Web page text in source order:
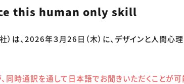
this human only skill
）は、2026年３月26日（木）に、デザインと人間心
同時通訳を通して日本語でお聞きいただくことが可